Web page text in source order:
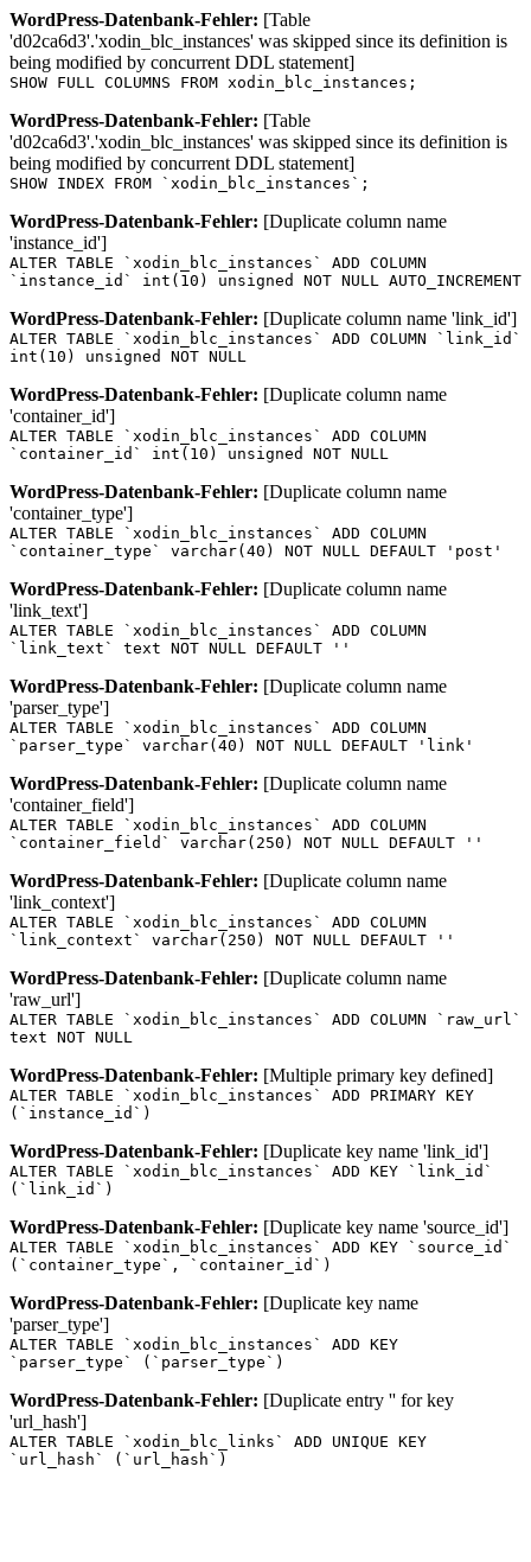
WordPress-Datenbank-Fehler: [Table
'd02ca6d3'.'xodin_blc_instances' was skipped since its definition is
being modified by concurrent DDL statement]
SHOW FULL COLUMNS FROM xodin_blc_instances;
WordPress-Datenbank-Fehler: [Table
'd02ca6d3'.'xodin_blc_instances' was skipped since its definition is
being modified by concurrent DDL statement]
SHOW INDEX FROM `xodin_blc_instances`;
WordPress-Datenbank-Fehler: [Duplicate column name
'instance_id']
ALTER TABLE `xodin_blc_instances` ADD COLUMN
`instance_id` int(10) unsigned NOT NULL AUTO_INCREMENT
WordPress-Datenbank-Fehler: [Duplicate column name 'link_id']
ALTER TABLE `xodin_blc_instances` ADD COLUMN `link_id`
int(10) unsigned NOT NULL
WordPress-Datenbank-Fehler: [Duplicate column name
'container_id']
ALTER TABLE `xodin_blc_instances` ADD COLUMN
`container_id` int(10) unsigned NOT NULL
WordPress-Datenbank-Fehler: [Duplicate column name
'container_type']
ALTER TABLE `xodin_blc_instances` ADD COLUMN
`container_type` varchar(40) NOT NULL DEFAULT 'post'
WordPress-Datenbank-Fehler: [Duplicate column name
'link_text']
ALTER TABLE `xodin_blc_instances` ADD COLUMN
`link_text` text NOT NULL DEFAULT ''
WordPress-Datenbank-Fehler: [Duplicate column name
'parser_type']
ALTER TABLE `xodin_blc_instances` ADD COLUMN
`parser_type` varchar(40) NOT NULL DEFAULT 'link'
WordPress-Datenbank-Fehler: [Duplicate column name
'container_field']
ALTER TABLE `xodin_blc_instances` ADD COLUMN
`container_field` varchar(250) NOT NULL DEFAULT ''
WordPress-Datenbank-Fehler: [Duplicate column name
'link_context']
ALTER TABLE `xodin_blc_instances` ADD COLUMN
`link_context` varchar(250) NOT NULL DEFAULT ''
WordPress-Datenbank-Fehler: [Duplicate column name
'raw_url']
ALTER TABLE `xodin_blc_instances` ADD COLUMN `raw_url`
text NOT NULL
WordPress-Datenbank-Fehler: [Multiple primary key defined]
ALTER TABLE `xodin_blc_instances` ADD PRIMARY KEY
(`instance_id`)
WordPress-Datenbank-Fehler: [Duplicate key name 'link_id']
ALTER TABLE `xodin_blc_instances` ADD KEY `link_id`
(`link_id`)
WordPress-Datenbank-Fehler: [Duplicate key name 'source_id']
ALTER TABLE `xodin_blc_instances` ADD KEY `source_id`
(`container_type`, `container_id`)
WordPress-Datenbank-Fehler: [Duplicate key name
'parser_type']
ALTER TABLE `xodin_blc_instances` ADD KEY
`parser_type` (`parser_type`)
WordPress-Datenbank-Fehler: [Duplicate entry '' for key
'url_hash']
ALTER TABLE `xodin_blc_links` ADD UNIQUE KEY
`url_hash` (`url_hash`)